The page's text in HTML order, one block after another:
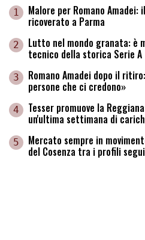
1 Malore per Romano
ricoverato a Parma
2 Lutto nel mondo granata: è
tecnico della storica Serie A
3 Romano Amadei dopo il
persone che ci credono»
4 Tesser promuove la
un'ultima settimana di
5 Mercato sempre in
del Cosenza tra i profili